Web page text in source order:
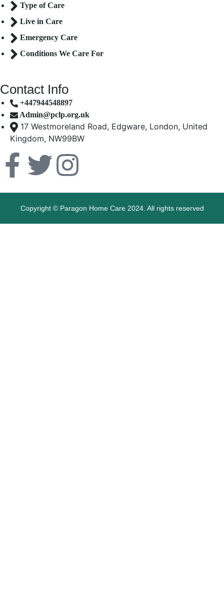
Type of Care
Live in Care
Emergency Care
Conditions We Care For
Contact Info
+447944548897
Admin@pclp.org.uk
17 Westmoreland Road, Edgware, London, United
Kingdom, NW99BW
Copyright © Paragon Home Care 2024. All rights reserved